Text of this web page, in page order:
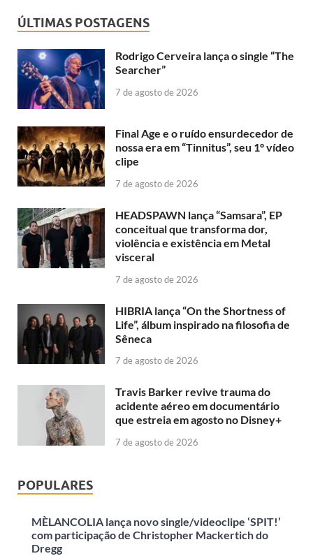
ÚLTIMAS POSTAGENS
Rodrigo Cerveira lança o single “The
Searcher”
7 de agosto de 2026
Final Age e o ruído ensurdecedor de
nossa era em “Tinnitus”, seu 1º vídeo
clipe
7 de agosto de 2026
HEADSPAWN lança “Samsara”, EP
conceitual que transforma dor,
violência e existência em Metal
visceral
7 de agosto de 2026
HIBRIA lança “On the Shortness of
Life”, álbum inspirado na filosofia de
Sêneca
7 de agosto de 2026
Travis Barker revive trauma do
acidente aéreo em documentário
que estreia em agosto no Disney+
7 de agosto de 2026
POPULARES
MÈLANCOLIA lança novo single/videoclipe ‘SPIT!’
com participação de Christopher Mackertich do
Dregg